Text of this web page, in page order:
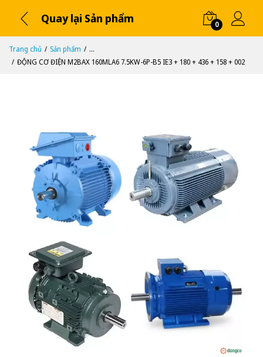
Quay lại Sản phẩm 0
Trang chủ Sản phẩm
...
ĐỘNG CƠ ĐIỆN M2BAX 160MLA6 7.5KW-6P-B5 IE3 + 180 + 436 + 158 + 002